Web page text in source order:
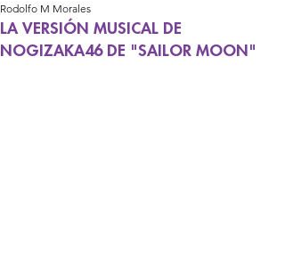
LA VERSIÓN MUSICAL DE
NOGIZAKA46 DE "SAILOR MOON"
Rodolfo M Morales